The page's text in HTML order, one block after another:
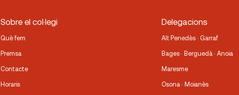
Sobre el col·legi
Què fem
Premsa
Contacte
Horaris
Delegacions
Alt Penedès · Garraf
Bages · Berguedà · Anoia
Maresme
Osona · Moianès